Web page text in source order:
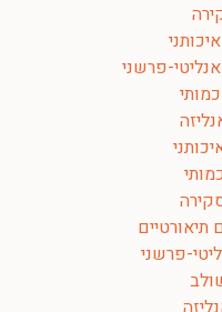
פרשני
פרשני